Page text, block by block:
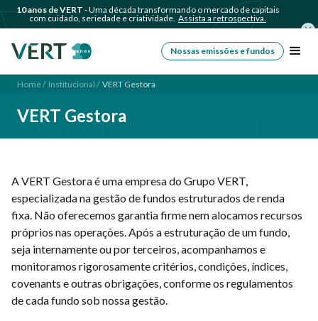
10 anos de VERT - Uma década transformando o mercado de capitais
com cuidado, seriedade e criatividade. Assista a retrospectiva.
Nossas emissões e fundos
Home / Institucional / VERT Gestora
VERT Gestora
A VERT Gestora é uma empresa do Grupo VERT,
especializada na gestão de fundos estruturados de renda
fixa. Não oferecemos garantia firme nem alocamos recursos
próprios nas operações. Após a estruturação de um fundo,
seja internamente ou por terceiros, acompanhamos e
monitoramos rigorosamente critérios, condições, índices,
covenants e outras obrigações, conforme os regulamentos
de cada fundo sob nossa gestão.